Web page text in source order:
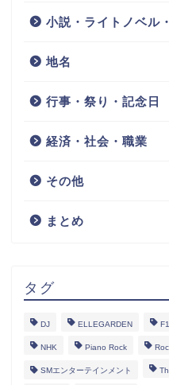
小説・ライトノベル
地名
行事・祭り・記念日
経済・社会・職業
その他
まとめ
タグ
DJ ELLEGARDEN F1
NHK Piano Rock
SMエンターテインメント